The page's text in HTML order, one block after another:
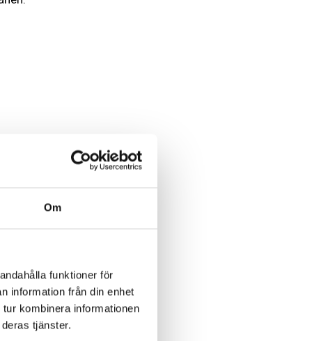
Om
funktioner för
information från din enhet
kombinera informationen
tjänster.